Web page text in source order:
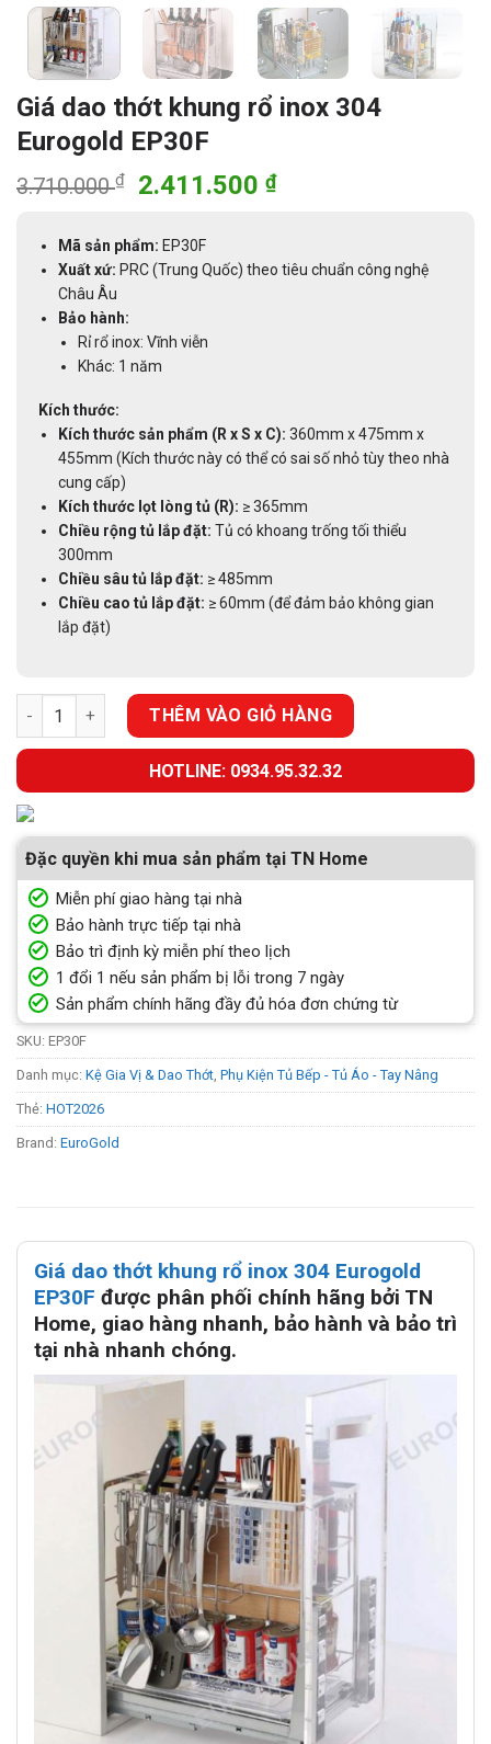
Giá dao thớt khung rổ inox 304
Eurogold EP30F
3.710.000₫
Giá
là:
3.710.000 ₫.
2.411.500 ₫Giá
là:
Mã sản phẩm: EP30F
Xuất xứ: PRC (Trung Quốc) theo tiêu chuẩn công nghệ
Châu Âu
Bảo hành:
Rỉ rổ inox: Vĩnh viễn
Khác: 1 năm
Kích thước:
Kích thước sản phẩm (R x S x C): 360mm x 475mm x
455mm (Kích thước này có thể có sai số nhỏ tùy theo nhà
cung cấp)
Kích thước lọt lòng tủ (R): ≥ 365mm
Chiều rộng tủ lắp đặt: Tủ có khoang trống tối thiểu
300mm
Chiều sâu tủ lắp đặt: ≥ 485mm
Chiều cao tủ lắp đặt: ≥ 60mm (để đảm bảo không gian
lắp đặt)
Giá dao thớt khung rổ inox 304 Eurogold EP30F số lượng
THÊM VÀO GIỎ HÀNG
HOTLINE: 0934.95.32.32
Đặc quyền khi mua sản phẩm tại TN Home
Miễn phí giao hàng tại nhà
Bảo hành trực tiếp tại nhà
Bảo trì định kỳ miễn phí theo lịch
1 đổi 1 nếu sản phẩm bị lỗi trong 7 ngày
Sản phẩm chính hãng đầy đủ hóa đơn chứng từ
SKU: EP30F
Danh mục: Kệ Gia Vị & Dao Thớt, Phụ Kiện Tủ Bếp - Tủ Áo - Tay Nâng
Thẻ: HOT2026
Brand: EuroGold
Giá dao thớt khung rổ inox 304 Eurogold
EP30F được phân phối chính hãng bởi TN
Home, giao hàng nhanh, bảo hành và bảo trì
tại nhà nhanh chóng.